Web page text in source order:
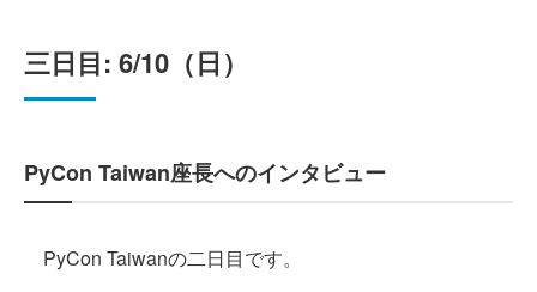
三日目: 6/10（日）
PyCon Taiwan座長へのインタビュー
PyCon Taiwanの二日目です。